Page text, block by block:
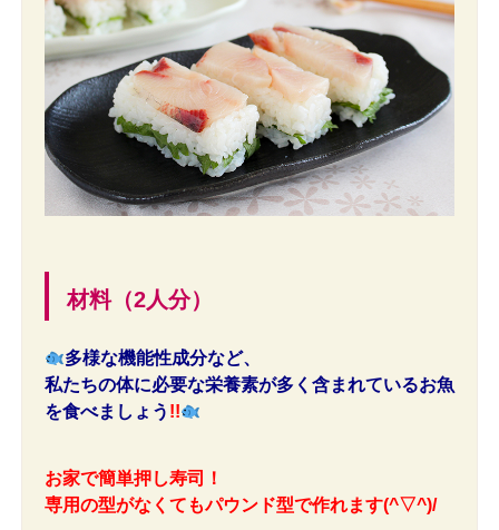
材料（2人分）
多様な機能性成分など、
私たちの体に必要な栄養素が多く含まれているお魚
を食べましょう !!
お家で簡単押し寿司！
専用の型がなくてもパウンド型で作れます(^▽^)/